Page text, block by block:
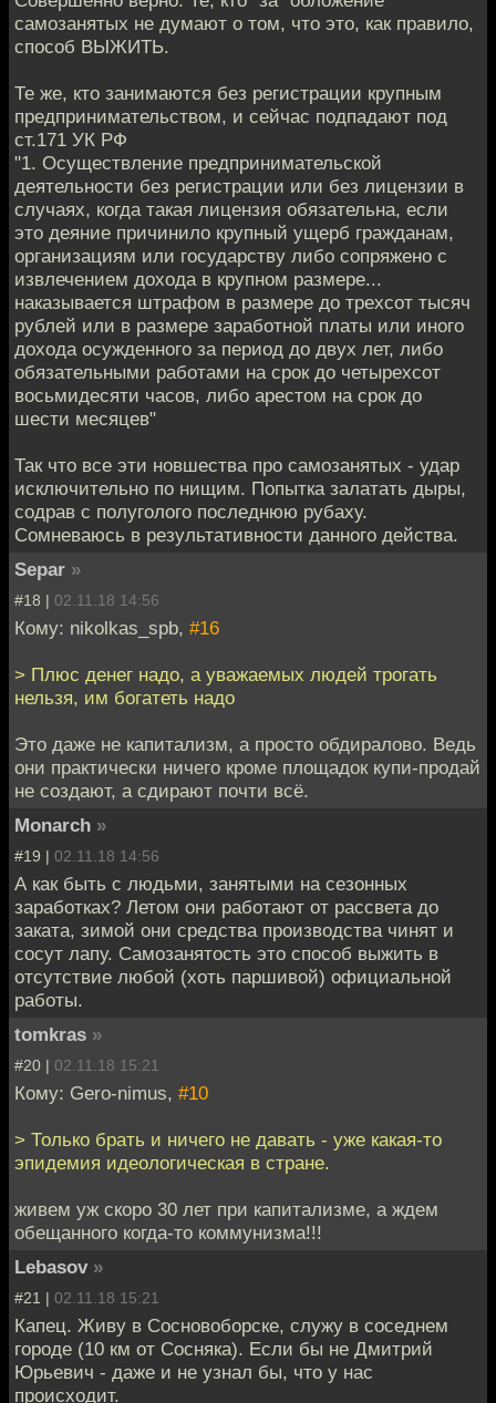
самозанятых не думают о том, что это, как правило,
способ ВЫЖИТЬ.
Те же, кто занимаются без регистрации крупным
предпринимательством, и сейчас подпадают под
ст.171 УК РФ
"1. Осуществление предпринимательской
деятельности без регистрации или без лицензии в
случаях, когда такая лицензия обязательна, если
это деяние причинило крупный ущерб гражданам,
организациям или государству либо сопряжено с
извлечением дохода в крупном размере...
наказывается штрафом в размере до трехсот тысяч
рублей или в размере заработной платы или иного
дохода осужденного за период до двух лет, либо
обязательными работами на срок до четырехсот
восьмидесяти часов, либо арестом на срок до
шести месяцев"
Так что все эти новшества про самозанятых - удар
исключительно по нищим. Попытка залатать дыры,
содрав с полуголого последнюю рубаху.
Сомневаюсь в результативности данного действа.
Separ »
#18 | 02.11.18 14:56
Кому: nikolkas_spb, #16
> Плюс денег надо, а уважаемых людей трогать
нельзя, им богатеть надо
Это даже не капитализм, а просто обдиралово. Ведь
они практически ничего кроме площадок купи-продай
не создают, а сдирают почти всё.
Monarch »
#19 | 02.11.18 14:56
А как быть с людьми, занятыми на сезонных
заработках? Летом они работают от рассвета до
заката, зимой они средства производства чинят и
сосут лапу. Самозанятость это способ выжить в
отсутствие любой (хоть паршивой) официальной
работы.
tomkras »
#20 | 02.11.18 15:21
Кому: Gero-nimus, #10
> Только брать и ничего не давать - уже какая-то
эпидемия идеологическая в стране.
живем уж скоро 30 лет при капитализме, а ждем
обещанного когда-то коммунизма!!!
Lebasov »
#21 | 02.11.18 15:21
Капец. Живу в Сосновоборске, служу в соседнем
городе (10 км от Сосняка). Если бы не Дмитрий
Юрьевич - даже и не узнал бы, что у нас
происходит.